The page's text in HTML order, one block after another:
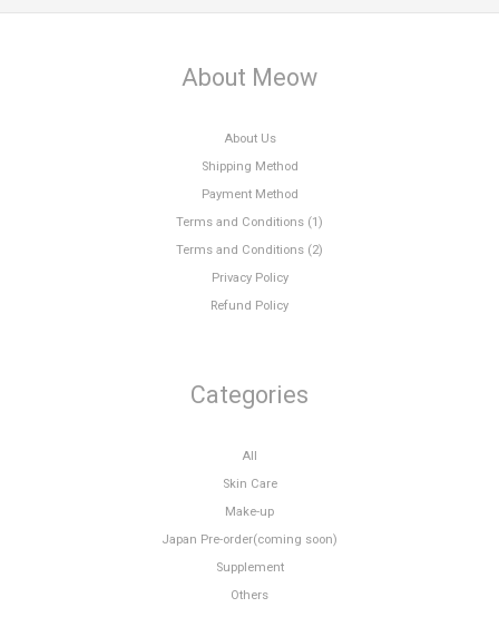
About Meow
About Us
Shipping Method
Payment Method
Terms and Conditions (1)
Terms and Conditions (2)
Privacy Policy
Refund Policy
Categories
All
Skin Care
Make-up
Japan Pre-order(coming soon)
Supplement
Others